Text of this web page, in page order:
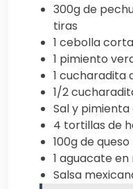
300g de
tiras
1 cebolla
1 pimiento
1 cucharadita
1/2
Sal y pimienta
4 tortillas de
100g de
1 aguacate
Salsa